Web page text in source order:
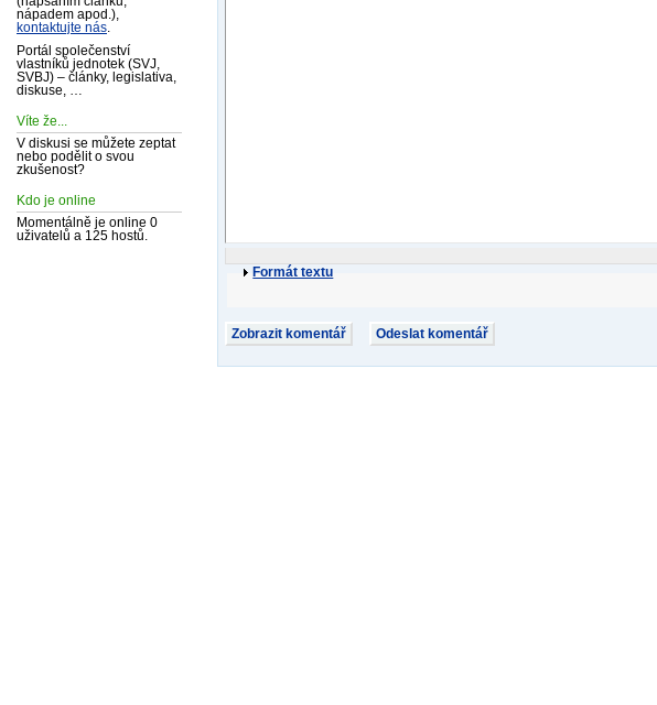
nápadem apod.),
kontaktujte nás
Portál společenství
vlastníků jednotek (SVJ,
SVBJ) – články, legislativa,
diskuse, …
Víte že...
V diskusi se můžete zeptat
nebo podělit o svou
zkušenost?
Kdo je online
Momentálně je online 0
uživatelů a 125 hostů.
Formát textu